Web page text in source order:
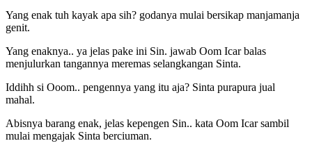
Yang enak tuh kayak apa sih? godanya mulai bersikap manjamanja
genit.
Yang enaknya.. ya jelas pake ini Sin. jawab Oom Icar balas
menjulurkan tangannya meremas selangkangan Sinta.
Iddihh si Ooom.. pengennya yang itu aja? Sinta purapura jual
mahal.
Abisnya barang enak, jelas kepengen Sin.. kata Oom Icar sambil
mulai mengajak Sinta berciuman.